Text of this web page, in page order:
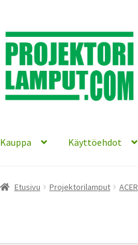
Siirry
navigointiin
Siirry
sisältöön
Kauppa Käyttöehdot
Etusivu Projektorilamput ACER